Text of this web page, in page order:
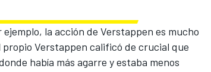
la acción de Verstappen es mucho
propio Verstappen calificó de crucial que
había más agarre y estaba menos